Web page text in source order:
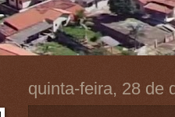
quinta-feira, 28 de